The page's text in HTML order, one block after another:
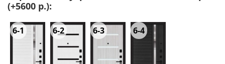
(+5600 р.):
6-1 6-2 6-3 6-4